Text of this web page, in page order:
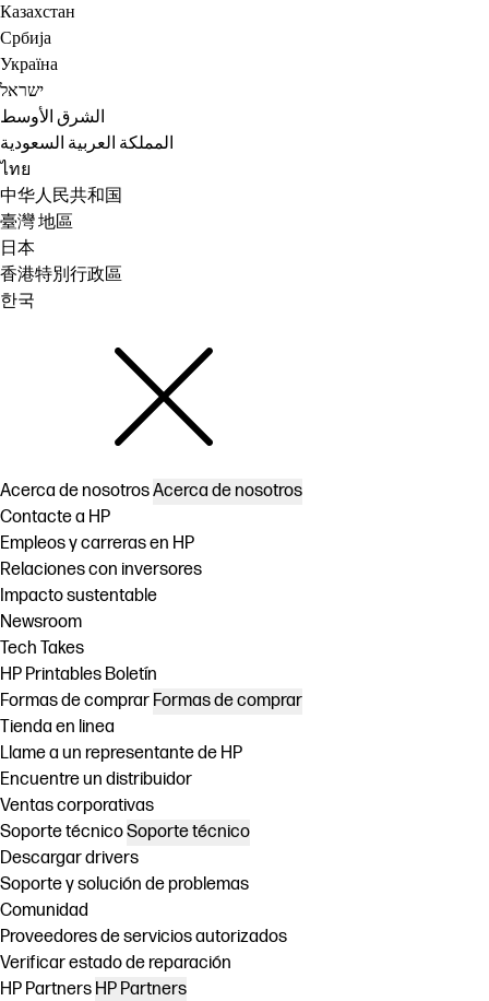
Казахстан
Србија
Україна
ישראל
الشرق الأوسط
المملكة العربية السعودية
ไทย
中华人民共和国
臺灣 地區
日本
香港特別行政區
한국
Acerca de nosotrosAcerca de nosotros
Contacte a HP
Empleos y carreras en HP
Relaciones con inversores
Impacto sustentable
Newsroom
Tech Takes
HP Printables Boletín
Formas de comprar Formas de comprar
Tienda en linea
Llame a un representante de HP
Encuentre un distribuidor
Ventas corporativas
Soporte técnicoSoporte técnico
Descargar drivers
Soporte y solución de problemas
Comunidad
Proveedores de servicios autorizados
Verificar estado de reparación
HP Partners HP Partners